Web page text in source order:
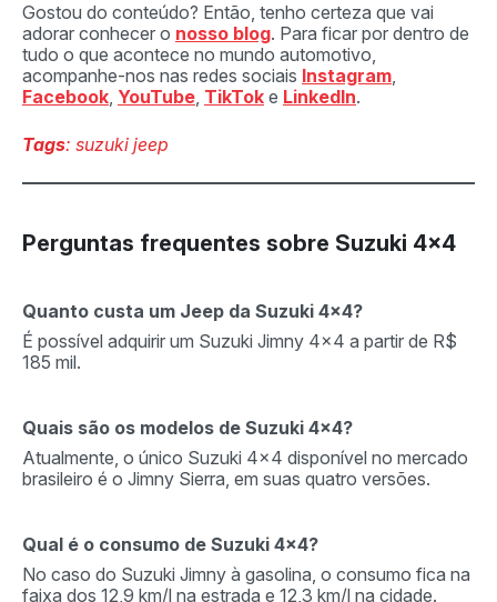
Gostou do conteúdo? Então, tenho certeza que vai
adorar conhecer o nosso blog. Para ficar por dentro de
tudo o que acontece no mundo automotivo,
acompanhe-nos nas redes sociais Instagram,
Facebook, YouTube, TikTok e LinkedIn.
Tags: suzuki jeep
Perguntas frequentes sobre Suzuki 4×4
Quanto custa um Jeep da Suzuki 4×4?
É possível adquirir um Suzuki Jimny 4×4 a partir de R$
185 mil.
Quais são os modelos de Suzuki 4×4?
Atualmente, o único Suzuki 4×4 disponível no mercado
brasileiro é o Jimny Sierra, em suas quatro versões.
Qual é o consumo de Suzuki 4×4?
No caso do Suzuki Jimny à gasolina, o consumo fica na
faixa dos 12,9 km/l na estrada e 12,3 km/l na cidade.